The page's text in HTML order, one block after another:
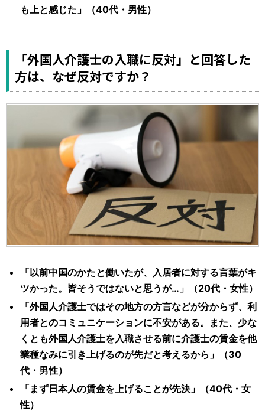
も上と感じた」（40代・男性）
「外国人介護士の入職に反対」と回答した
方は、なぜ反対ですか？
「以前中国のかたと働いたが、入居者に対する言葉がキ
ツかった。皆そうではないと思うが…」（20代・女性）
「外国人介護士ではその地方の方言などが分からず、利
用者とのコミュニケーションに不安がある。また、少な
くとも外国人介護士を入職させる前に介護士の賃金を他
業種なみに引き上げるのが先だと考えるから」（30
代・男性）
「まず日本人の賃金を上げることが先決」（40代・女
性）